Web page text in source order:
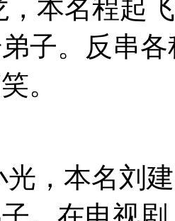
名程起飞
子。反串
。
名刘建光